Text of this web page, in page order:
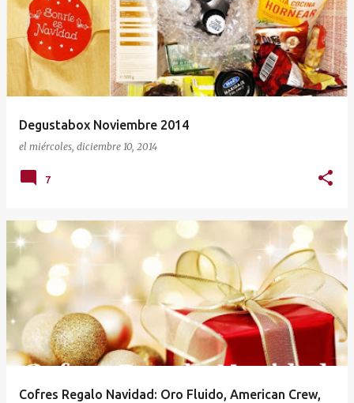
Degustabox Noviembre 2014
el miércoles, diciembre 10, 2014
7
Cofres Regalo Navidad: Oro Fluido, American Crew,